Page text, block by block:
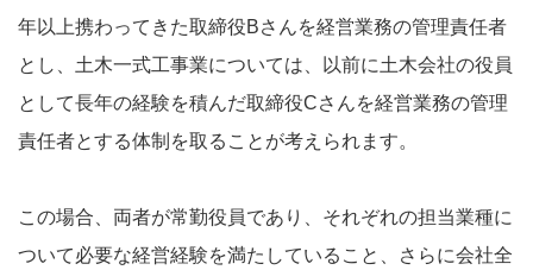
年以上携わってきた取締役Bさんを経営業務の管理責任者
とし、土木一式工事業については、以前に土木会社の役員
として長年の経験を積んだ取締役Cさんを経営業務の管理
責任者とする体制を取ることが考えられます。
この場合、両者が常勤役員であり、それぞれの担当業種に
ついて必要な経営経験を満たしていること、さらに会社全